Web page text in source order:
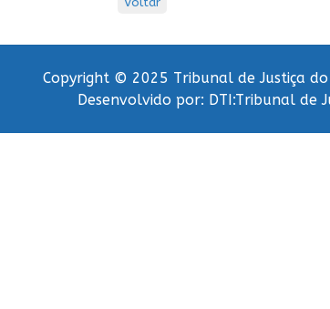
Copyright © 2025 Tribunal de Justiça
Desenvolvido por: DTI:Tribunal de